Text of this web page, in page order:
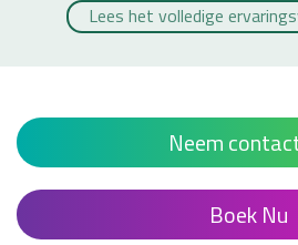
Lees het volledige
Neem
Boek Nu